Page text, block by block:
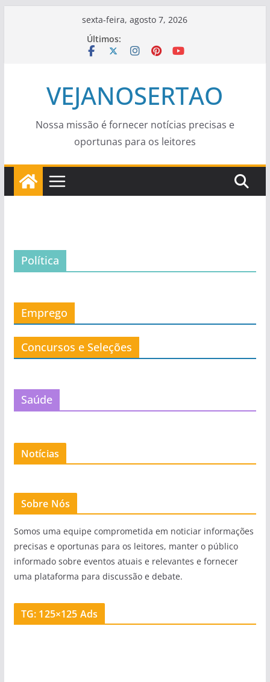
sexta-feira, agosto 7, 2026
Últimos:
VEJANOSERTAO
Nossa missão é fornecer notícias precisas e
oportunas para os leitores
Política
Emprego
Concursos e Seleções
Saúde
Notícias
Sobre Nós
Somos uma equipe comprometida em noticiar informações
precisas e oportunas para os leitores, manter o público
informado sobre eventos atuais e relevantes e fornecer
uma plataforma para discussão e debate.
TG: 125×125 Ads